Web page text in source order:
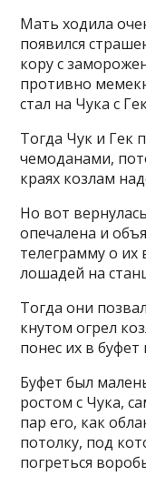
Мать ходила
появился
кору с
противно
стал на Чука с
Тогда Чук и Гек
чемоданами,
краях козлам
Но вот
опечалена и
телеграмму о их
лошадей на
Тогда они
кнутом огрел
понес их в буфет
Буфет был
ростом с Чука,
пар его, как
потолку, под
погреться